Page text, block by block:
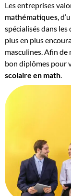
Les entreprises
mathématiques,
spécialisés dans
plus en plus
masculines. Afin de
bon diplômes pour
scolaire en math.